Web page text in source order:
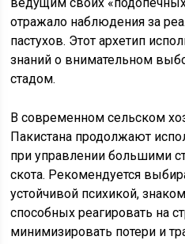
отражало наблюдения за
пастухов. Этот архетип
знаний о внимательном
стадом.
В современном сельском
Пакистана продолжают
при управлении большими
скота. Рекомендуется
устойчивой психикой,
способных реагировать на
минимизировать потери и